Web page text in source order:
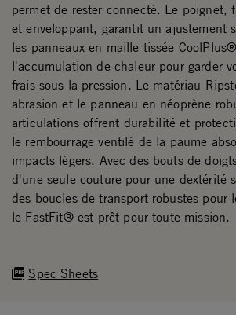
Spec Sheets
permet de rester connecté. Le poignet,
et enveloppant, garantit un ajustement
les panneaux en maille tissée
l'accumulation de chaleur pour garder
frais sous la pression. Le matériau
abrasion et le panneau en néoprène
articulations offrent durabilité et
le rembourrage ventilé de la paume
impacts légers. Avec des bouts de
d'une seule couture pour une dextérité
des boucles de transport robustes pour
le FastFit® est prêt pour toute mission.